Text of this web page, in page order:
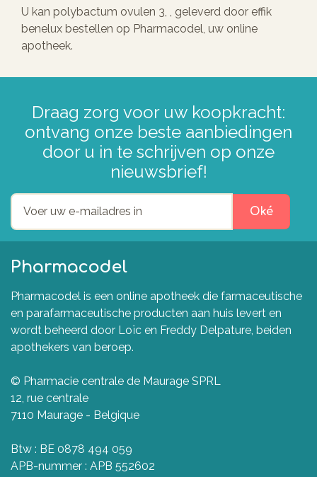
U kan polybactum ovulen 3, , geleverd door effik
benelux bestellen op Pharmacodel, uw online
apotheek.
Draag zorg voor uw koopkracht:
ontvang onze beste aanbiedingen
door u in te schrijven op onze
nieuwsbrief!
Oké
Pharmacodel
Pharmacodel is een online apotheek die farmaceutische
en parafarmaceutische producten aan huis levert en
wordt beheerd door Loïc en Freddy Delpature, beiden
apothekers van beroep.
© Pharmacie centrale de Maurage SPRL
12, rue centrale
7110 Maurage - Belgique
Btw : BE 0878 494 059
APB-nummer : APB 552602